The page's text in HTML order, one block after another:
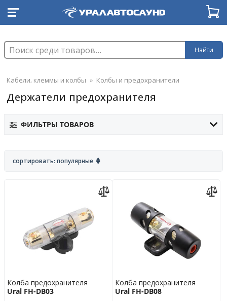
Найти
Кабели, клеммы и колбы » Колбы и предохранители
Держатели предохранителя
ФИЛЬТРЫ ТОВАРОВ
сортировать: популярные
Колба предохранителя
Ural FH-DB03
Колба предохранителя
Ural FH-DB08